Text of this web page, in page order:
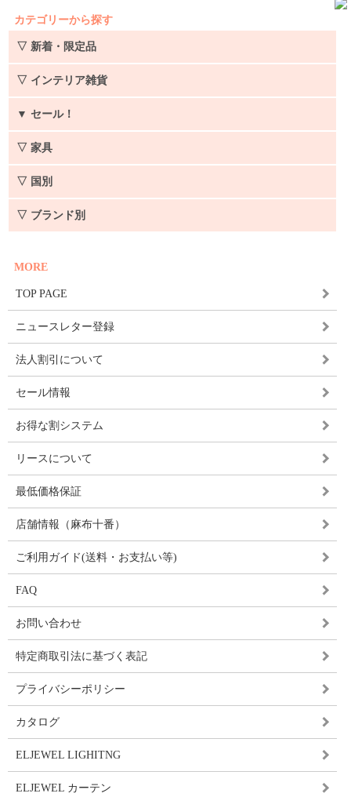
カテゴリーから探す
▽ 新着・限定品
▽ インテリア雑貨
▼ セール！
▽ 家具
▽ 国別
▽ ブランド別
MORE
TOP PAGE
ニュースレター登録
法人割引について
セール情報
お得な割システム
リースについて
最低価格保証
店舗情報（麻布十番）
ご利用ガイド(送料・お支払い等)
FAQ
お問い合わせ
特定商取引法に基づく表記
プライバシーポリシー
カタログ
ELJEWEL LIGHITNG
ELJEWEL カーテン